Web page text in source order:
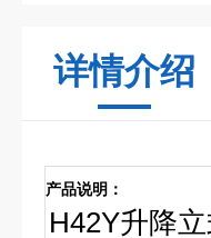
详情介绍
产品说明：
H42Y升降